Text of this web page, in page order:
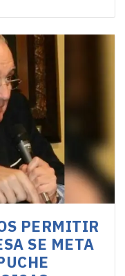
PERMITIR
SE META